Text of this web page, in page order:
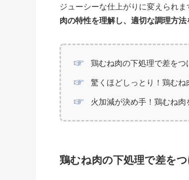
ジューシーな仕上がりに変えられ
肉の特性を理解し、適切な調理方
鶏むね肉の下処理で差を
驚くほどしっとり！鶏む
火加減が決め手！鶏むね
鶏むね肉の下処理で差を